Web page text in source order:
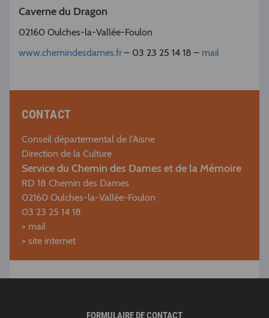
Caverne du Dragon
02160 Oulches-la-Vallée-Foulon
www.chemindesdames.fr – 03 23 25 14 18 – mail
CONTACT
Conseil départemental de l'Aisne
Direction de la Culture
Service du Chemin des Dames et de la Mémoire
RD 18 Chemin des Dames
02160 Oulches-la-Vallée-Foulon
03 23 25 14 18
> mail
> site internet